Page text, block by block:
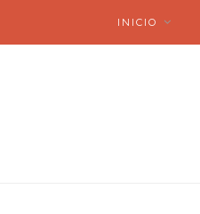
INICIO